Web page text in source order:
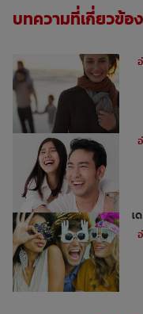
บทความที่เกี่ยวข้อง
ได้